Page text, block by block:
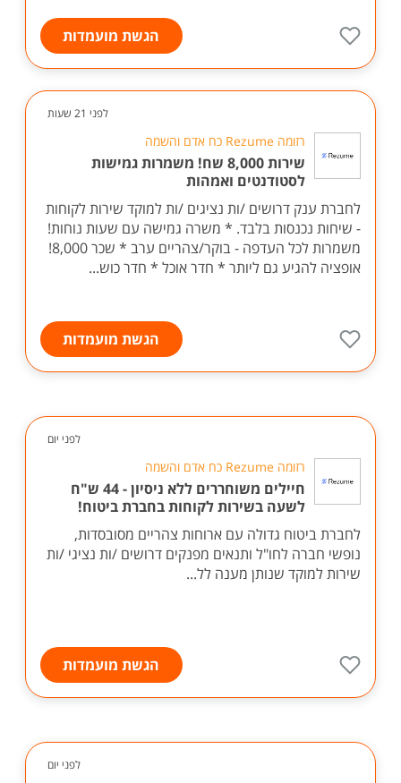
הגשת מועמדות
לפני 21 שעות
רזומה Rezume כח אדם והשמה
שירות 8,000 שח! משמרות גמישות
לסטודנטים ואמהות
לחברת ענק דרושים /ות נציגים /ות למוקד שירות לקוחות
- שיחות נכנסות בלבד. * משרה גמישה עם שעות נוחות!
משמרות לכל העדפה - בוקר/צהריים ערב * שכר 8,000!
אופציה להגיע גם ליותר * חדר אוכל * חדר כוש...
הגשת מועמדות
לפני יום
רזומה Rezume כח אדם והשמה
חיילים משוחררים ללא ניסיון - 44 ש"ח
לשעה בשירות לקוחות בחברת ביטוח!
לחברת ביטוח גדולה עם ארוחות צהריים מסובסדות,
נופשי חברה לחו"ל ותנאים מפנקים דרושים /ות נציגי /ות
שירות למוקד שנותן מענה לל...
הגשת מועמדות
לפני יום